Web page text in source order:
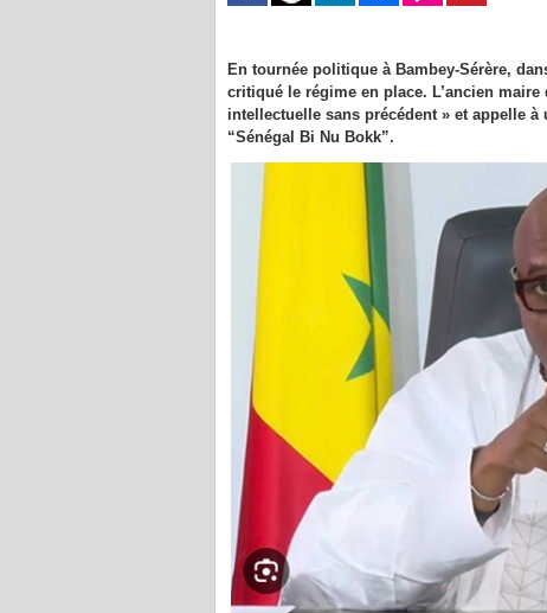
En tournée politique à Bambey-Sérère,
critiqué le régime en place. L’ancien
intellectuelle sans précédent » et appelle
“Sénégal Bi Nu Bokk”.